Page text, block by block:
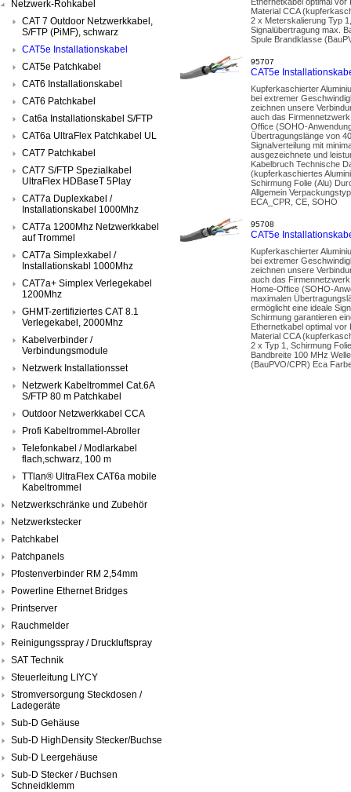
Netzwerk-Rohkabel
CAT 7 Outdoor Netzwerkkabel,
S/FTP (PiMF), schwarz
CAT5e Installationskabel
CAT5e Patchkabel
CAT6 Installationskabel
CAT6 Patchkabel
Cat6a Installationskabel S/FTP
CAT6a UltraFlex Patchkabel UL
CAT7 Patchkabel
CAT7 S/FTP Spezialkabel
UltraFlex HDBaseT 5Play
CAT7a Duplexkabel /
Installationskabel 1000Mhz
CAT7a 1200Mhz Netzwerkkabel
auf Trommel
CAT7a Simplexkabel /
Installationskabl 1000Mhz
CAT7a+ Simplex Verlegekabel
1200Mhz
GHMT-zertifiziertes CAT 8.1
Verlegekabel, 2000Mhz
Kabelverbinder /
Verbindungsmodule
Netzwerk Installationsset
Netzwerk Kabeltrommel Cat.6A
S/FTP 80 m Patchkabel
Outdoor Netzwerkkabel CCA
Profi Kabeltrommel-Abroller
Telefonkabel / Modlarkabel
flach,schwarz, 100 m
TTlan® UltraFlex CAT6a mobile
Kabeltrommel
Netzwerkschränke und Zubehör
Netzwerkstecker
Patchkabel
Patchpanels
Pfostenverbinder RM 2,54mm
Powerline Ethernet Bridges
Printserver
Rauchmelder
Reinigungsspray / Druckluftspray
SAT Technik
Steuerleitung LIYCY
Stromversorgung Steckdosen /
Ladegeräte
Sub-D Gehäuse
Sub-D HighDensity Stecker/Buchse
Sub-D Leergehäuse
Sub-D Stecker / Buchsen
Schneidklemm
Material CCA
2 x Meterskalierung Typ
Signalübertragung max.
Spule Brandklasse
95707
CAT5e
Kupferkaschierter
bei extremer
zeichnen unsere
auch das
Office (SOHO-
Übertragungslänge von
Signalverteilung mit
ausgezeichnete und
Kabelbruch Technische
(kupferkaschiertes
Schirmung Folie (Alu)
Allgemein
ECA_CPR, CE, SOHO
95708
CAT5e
Kupferkaschierter
bei extremer
zeichnen unsere
auch das
Home-Office (SOHO-
maximalen
ermöglicht eine ideale
Schirmung garantieren
Ethernetkabel optimal vor
Material CCA
2 x Typ 1, Schirmung
Bandbreite 100 MHz
(BauPVO/CPR) Eca